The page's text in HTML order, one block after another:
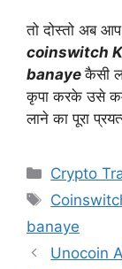
तो दोस्तो अब
coinswitch
banayeकैसी
कृपा करके उसे
लाने का पूरा
Crypto
Tags
banaye
Unocoin